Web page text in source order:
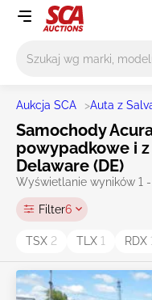
Aukcja SCA >Auta z
Samochody
powypadkowe i
Delaware (DE)
Wyświetlanie wyników 1
Filter6
TSX 2 TLX 1 RDX 1